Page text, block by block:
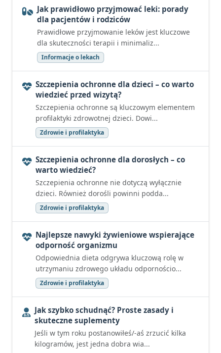
Jak prawidłowo przyjmować leki: porady
dla pacjentów i rodziców
Prawidłowe przyjmowanie leków jest kluczowe
dla skuteczności terapii i minimaliz...
Informacje o lekach
Szczepienia ochronne dla dzieci – co warto
wiedzieć przed wizytą?
Szczepienia ochronne są kluczowym elementem
profilaktyki zdrowotnej dzieci. Dowi...
Zdrowie i profilaktyka
Szczepienia ochronne dla dorosłych – co
warto wiedzieć?
Szczepienia ochronne nie dotyczą wyłącznie
dzieci. Również dorośli powinni podda...
Zdrowie i profilaktyka
Najlepsze nawyki żywieniowe wspierające
odporność organizmu
Odpowiednia dieta odgrywa kluczową rolę w
utrzymaniu zdrowego układu odpornościo...
Zdrowie i profilaktyka
Jak szybko schudnąć? Proste zasady i
skuteczne suplementy
Jeśli w tym roku postanowiłeś/-aś zrzucić kilka
kilogramów, jest jedna dobra wia...